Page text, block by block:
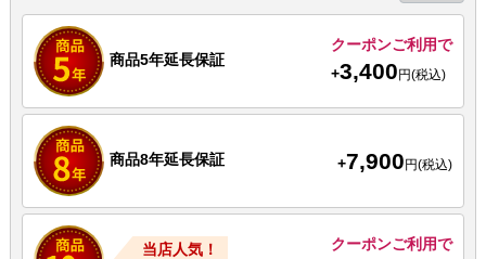
商品5年延長保証
クーポンご利用で
+3,400 円(税込)
商品8年延長保証 +7,900円(税込)
当店人気！
クーポンご利用で